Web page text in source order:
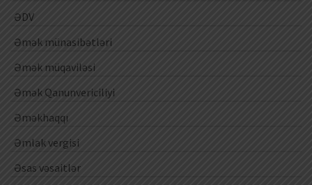
ƏDV
Əmək münasibətləri
Əmək müqaviləsi
Əmək Qanunvericiliyi
Əməkhaqqı
Əmlak vergisi
Əsas vəsaitlər